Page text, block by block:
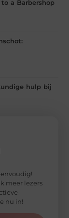
a Barbershop
hulp bij
meer lezers
nu in!